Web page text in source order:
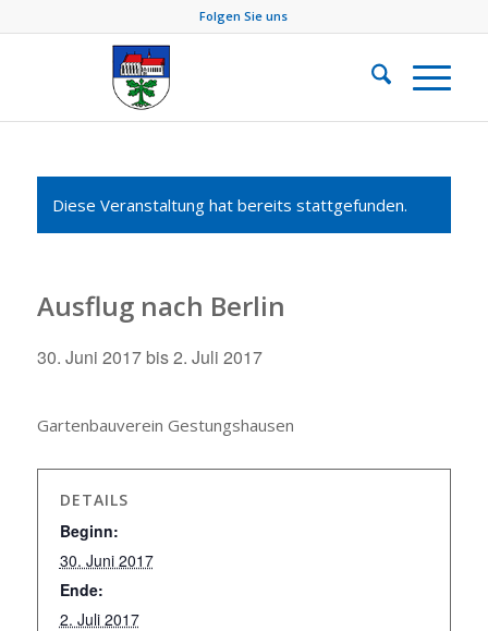
Folgen Sie uns
Diese Veranstaltung hat bereits stattgefunden.
Ausflug nach Berlin
30. Juni 2017bis2. Juli 2017
Gartenbauverein Gestungshausen
DETAILS
Beginn:
30. Juni 2017
Ende:
2. Juli 2017